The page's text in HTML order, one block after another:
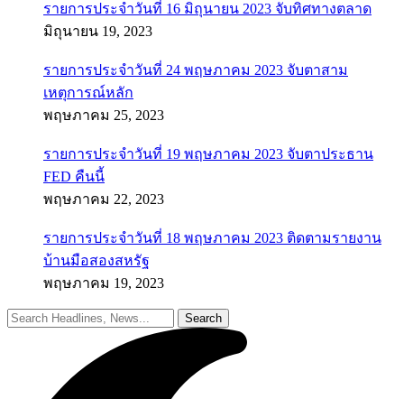
รายการประจำวันที่ 16 มิถุนายน 2023 จับทิศทางตลาด
มิถุนายน 19, 2023
รายการประจำวันที่ 24 พฤษภาคม 2023 จับตาสาม
เหตุการณ์หลัก
พฤษภาคม 25, 2023
รายการประจำวันที่ 19 พฤษภาคม 2023 จับตาประธาน
FED คืนนี้
พฤษภาคม 22, 2023
รายการประจำวันที่ 18 พฤษภาคม 2023 ติดตามรายงาน
บ้านมือสองสหรัฐ
พฤษภาคม 19, 2023